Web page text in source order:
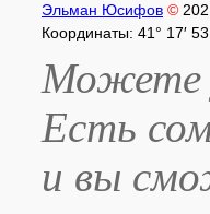
Эльман Юсифов ©
Координаты: 41° 17′
Можете
Есть
и вы